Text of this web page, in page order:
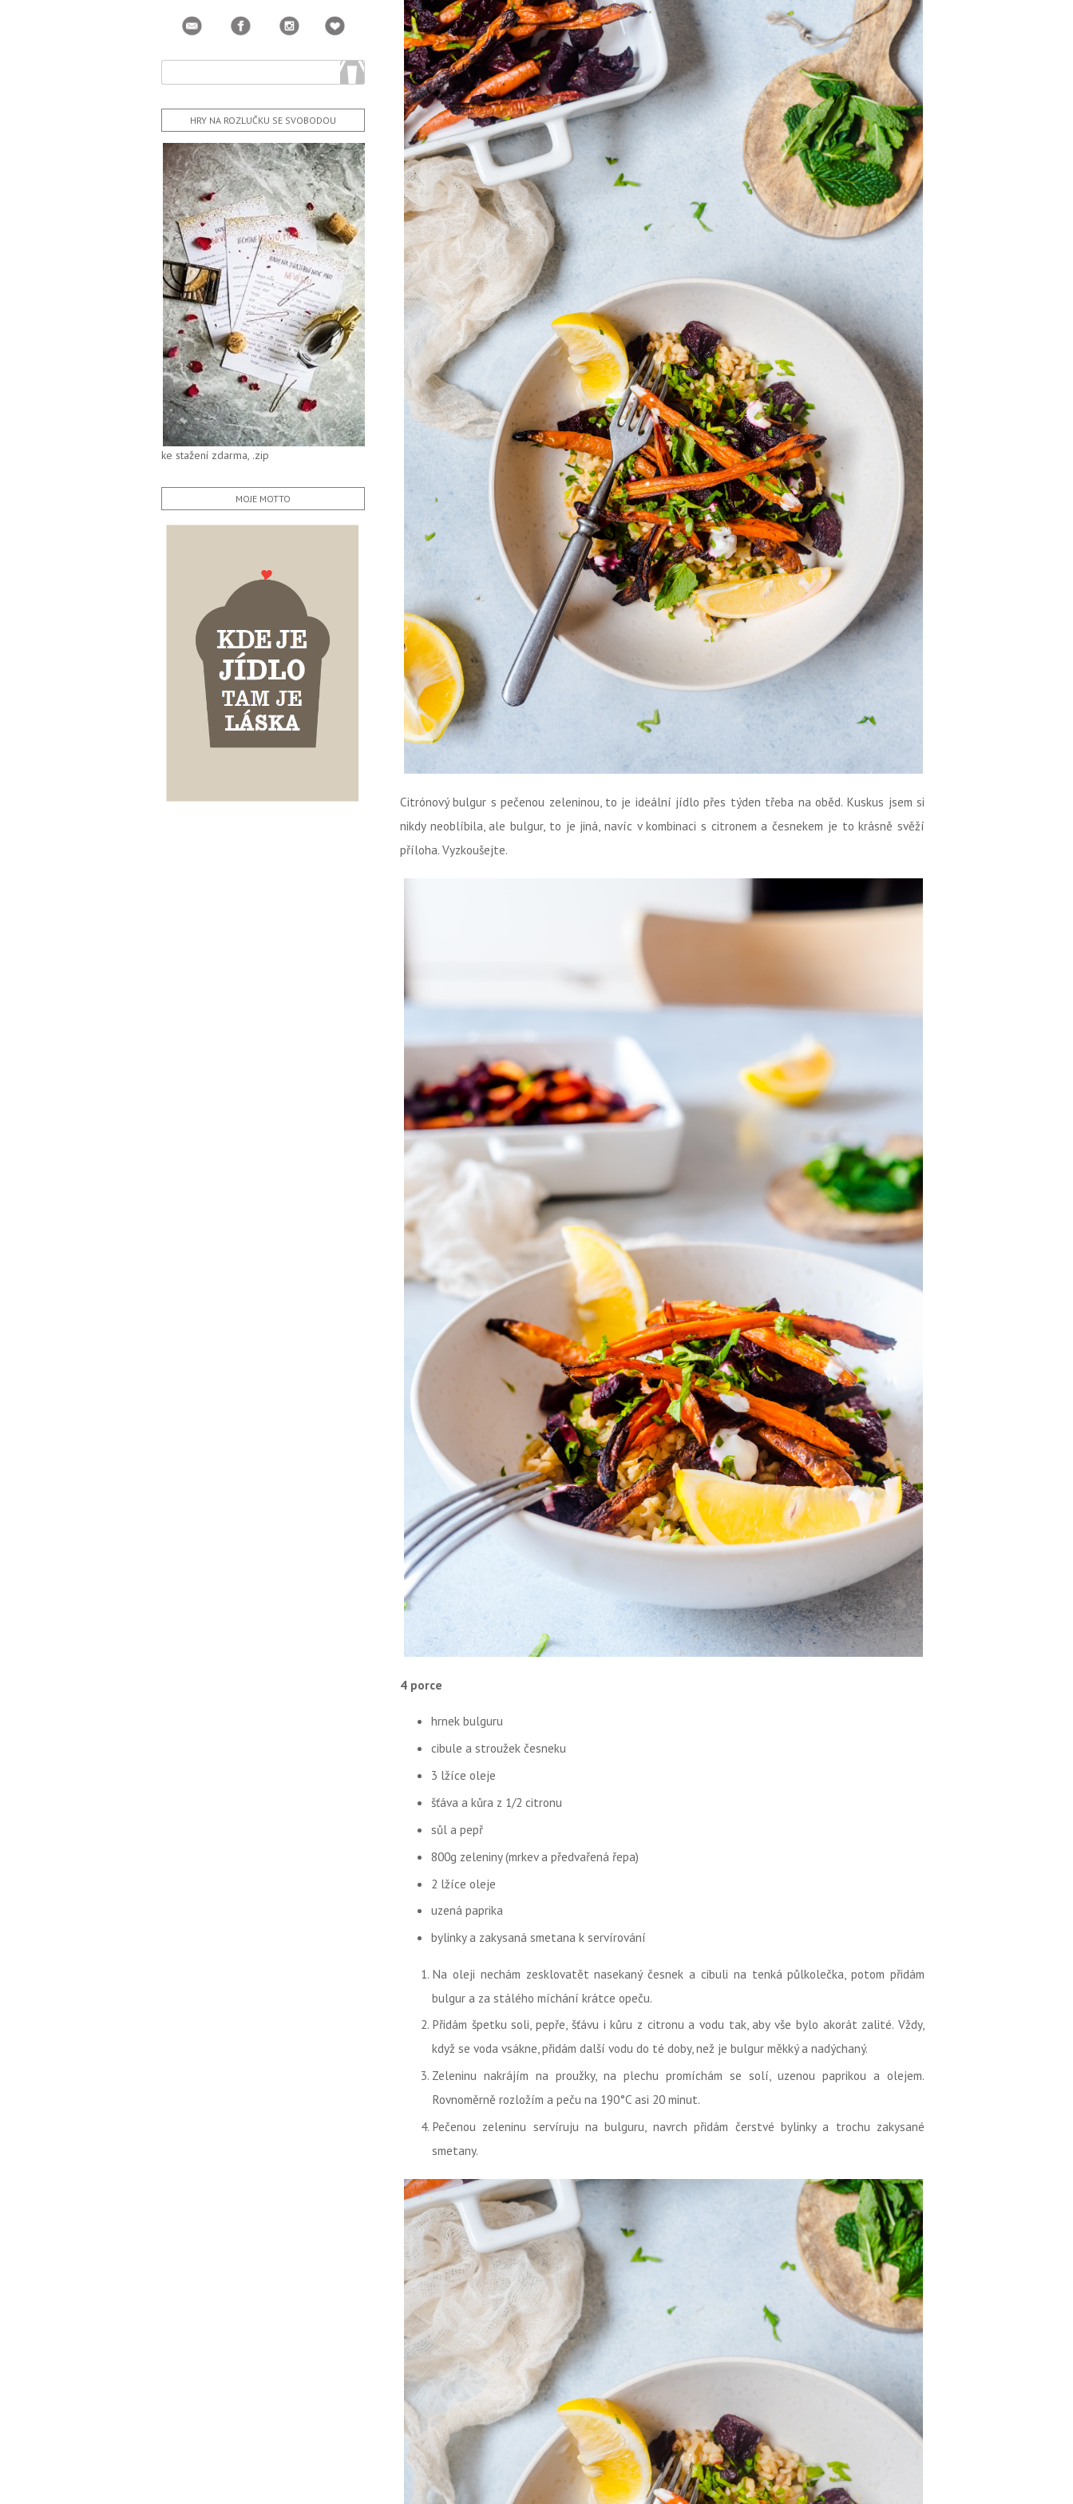
Citrónový bulgur s pečenou zeleninou, to je ideální jídlo přes týden třeba na oběd. Kuskus jsem si
nikdy neoblíbila, ale bulgur, to je jiná, navíc v kombinaci s citronem a česnekem je to krásně svěží
příloha. Vyzkoušejte.
4 porce
hrnek bulguru
cibule a stroužek česneku
3 lžíce oleje
šťáva a kůra z 1/2 citronu
sůl a pepř
800g zeleniny (mrkev a předvařená řepa)
2 lžíce oleje
uzená paprika
bylinky a zakysaná smetana k servírování
Na oleji nechám zesklovatět nasekaný česnek a cibuli na tenká půlkolečka, potom přidám
bulgur a za stálého míchání krátce opeču.
Přidám špetku soli, pepře, šťávu i kůru z citronu a vodu tak, aby vše bylo akorát zalité. Vždy,
když se voda vsákne, přidám další vodu do té doby, než je bulgur měkký a nadýchaný.
Zeleninu nakrájím na proužky, na plechu promíchám se solí, uzenou paprikou a olejem.
Rovnoměrně rozložím a peču na 190°C asi 20 minut.
Pečenou zeleninu servíruju na bulguru, navrch přidám čerstvé bylinky a trochu zakysané
smetany.
HRY NA ROZLUČKU SE SVOBODOU
ke stažení zdarma, .zip
MOJE MOTTO